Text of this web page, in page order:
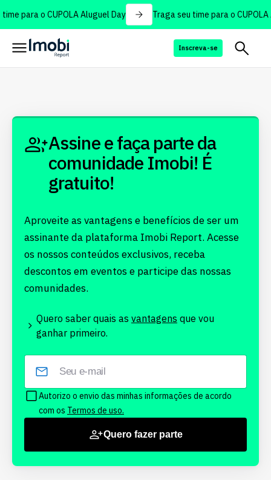
para o CUPOLA Aluguel Day Traga seu time para o CUPOLA
Inscreva-se
Assine e faça parte da
comunidade Imobi! É
gratuito!
Aproveite as vantagens e benefícios de ser um
assinante da plataforma Imobi Report. Acesse
os nossos conteúdos exclusivos, receba
descontos em eventos e participe das nossas
comunidades.
Quero saber quais as vantagens que vou
ganhar primeiro.
Autorizo o envio das minhas informações de acordo
com os Termos de uso.
Quero fazer parte